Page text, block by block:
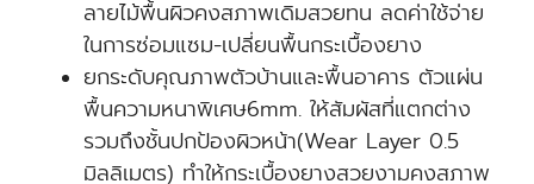
ลายไม้พื้นผิวคงสภาพเดิมสวยทน ลดค่าใช้จ่าย
ในการซ่อมแซม-เปลี่ยนพื้นกระเบื้องยาง
ยกระดับคุณภาพตัวบ้านและพื้นอาคาร ตัวแผ่น
พื้นความหนาพิเศษ6mm. ให้สัมผัสที่แตกต่าง
รวมถึงชั้นปกป้องผิวหน้า(Wear Layer 0.5
มิลลิเมตร) ทำให้กระเบื้องยางสวยงามคงสภาพ